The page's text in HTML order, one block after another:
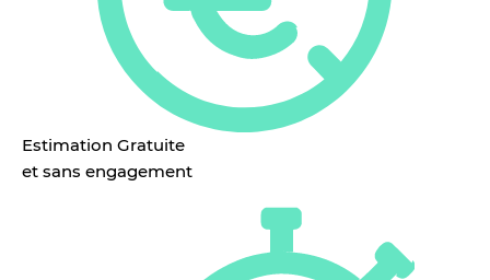
Estimation Gratuite
et sans engagement